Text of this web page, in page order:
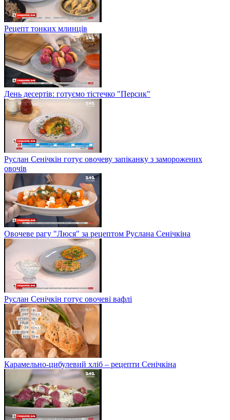
Рецепт тонких млинців
День десертів: готуємо тістечко "Персик"
Руслан Сенічкін готує овочеву запіканку з заморожених
овочів
Овочеве рагу "Люся" за рецептом Руслана Сенічкіна
Руслан Сенічкін готує овочеві вафлі
Карамельно-цибулевий хліб – рецепти Сенічкіна